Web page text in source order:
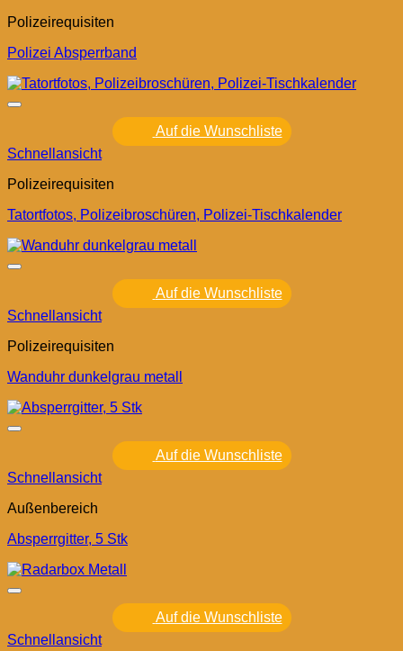
Polizeirequisiten
Polizei Absperrband
Auf die Wunschliste
Schnellansicht
Polizeirequisiten
Tatortfotos, Polizeibroschüren, Polizei-Tischkalender
Auf die Wunschliste
Schnellansicht
Polizeirequisiten
Wanduhr dunkelgrau metall
Auf die Wunschliste
Schnellansicht
Außenbereich
Absperrgitter, 5 Stk
Auf die Wunschliste
Schnellansicht